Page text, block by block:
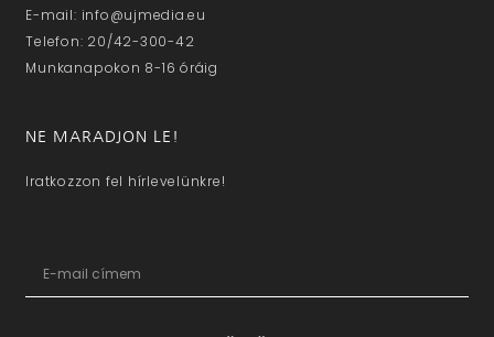
E-mail: info@ujmedia.eu
Telefon: 20/42-300-42
Munkanapokon 8-16 óráig
NE MARADJON LE!
Iratkozzon fel hírlevelünkre!